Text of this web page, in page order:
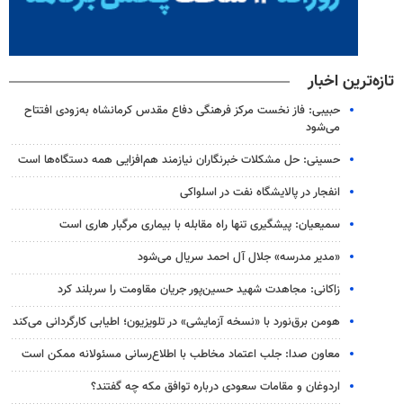
تازه‌ترین اخبار
حبیبی: فاز نخست مرکز فرهنگی دفاع مقدس کرمانشاه به‌زودی افتتاح
می‌شود
حسینی: حل مشکلات خبرنگاران نیازمند هم‌افزایی همه دستگاه‌ها است
انفجار در پالایشگاه نفت در اسلواکی
سمیعیان: پیشگیری تنها راه مقابله با بیماری مرگبار هاری است
«مدیر مدرسه» جلال آل احمد سریال می‌شود
زاکانی: مجاهدت شهید حسین‌پور جریان مقاومت را سربلند کرد
هومن برق‌نورد با «نسخه آزمایشی» در تلویزیون؛ اطیابی کارگردانی می‌کند
معاون صدا: جلب اعتماد مخاطب با اطلاع‌رسانی مسئولانه ممکن است
اردوغان و مقامات سعودی درباره توافق مکه چه گفتند؟